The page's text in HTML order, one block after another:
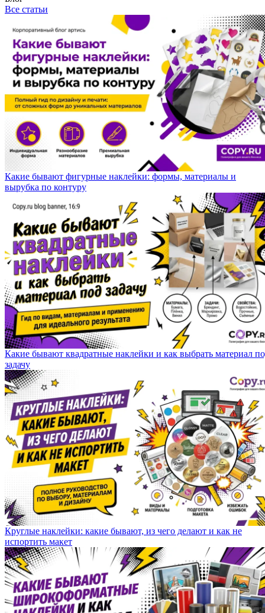
Все статьи
Какие бывают фигурные наклейки: формы, материалы и
вырубка по контуру
Какие бывают квадратные наклейки и как выбрать материал
задачу
Круглые наклейки: какие бывают, из чего делают и как не
испортить макет